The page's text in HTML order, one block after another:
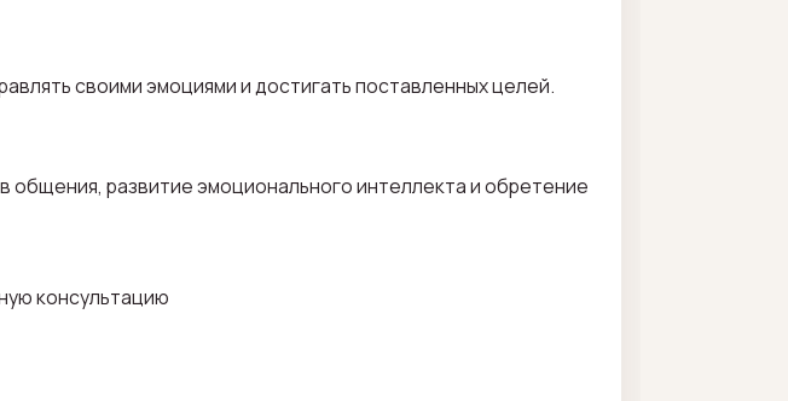
своими эмоциями и достигать поставленных целей.
развитие эмоционального интеллекта и обретение
консультацию